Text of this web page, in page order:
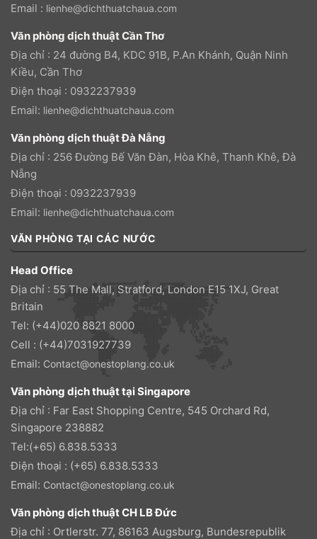
Email : lienhe@dichthuatchaua.com
Văn phòng dịch thuật Cần Thơ
Địa chỉ : 24 đường B4, KDC 91B, P.An Khánh, Quận Ninh
Kiều, Cần Thơ
Điện thoại : 0932237939
Email: lienhe@dichthuatchaua.com
Văn phòng dịch thuật Đà Nẵng
Địa chỉ : 256 Đường Bế Văn Đàn, Hòa Khê, Thanh Khê, Đà
Nẵng
Điện thoại : 0932237939
Email: lienhe@dichthuatchaua.com
VĂN PHÒNG TẠI CÁC NƯỚC
Head Office
Địa chỉ : 55 The Mall, Stratford, London E15 1XJ, Great
Britain
Tel: (+44)020 8821 8000
Cell : (+44)7031927739
Email: Contact@onestoplang.co.uk
Văn phòng dịch thuật tại Singapore
Địa chỉ : Far East Shopping Centre, 545 Orchard Rd,
Singapore 238882
Tel:(+65) 6.838.5333
Điện thoại : (+65) 6.838.5333
Email: Contact@onestoplang.co.uk
Văn phòng dịch thuật CH LB Đức
Địa chỉ : Ortlerstr. 77, 86163 Augsburg, Bundesrepublik